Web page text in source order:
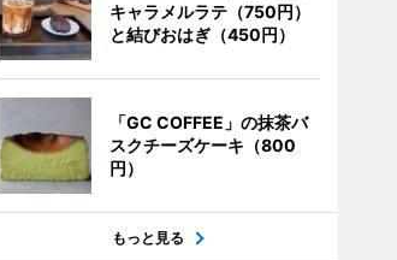
キャラメルラテ（750円）
と結びおはぎ（450円）
「GC COFFEE」の抹茶バ
スクチーズケーキ（800
円）
もっと見る